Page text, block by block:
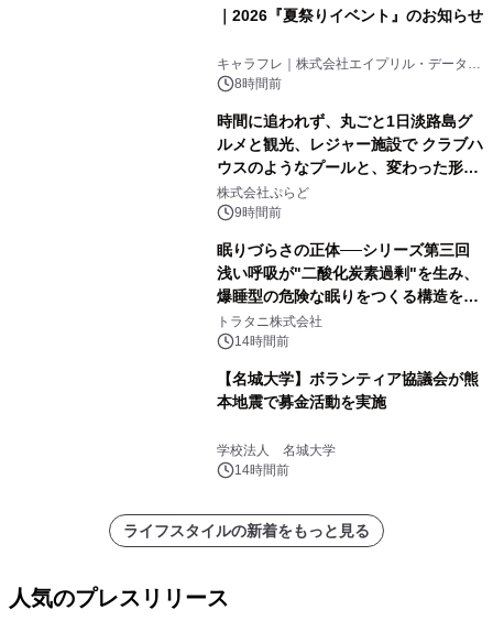
｜2026『夏祭りイベント』のお知らせ
キャラフレ｜株式会社エイプリル・データ・
デザインズ
8時間前
時間に追われず、丸ごと1日淡路島グ
ルメと観光、レジャー施設で クラブハ
ウスのようなプールと、変わった形の
サウナも 「THE BOXY AWAJI」のお
得な素泊まり連泊プランで
株式会社ぷらど
9時間前
眠りづらさの正体──シリーズ第三回
浅い呼吸が"二酸化炭素過剰"を生み、
爆睡型の危険な眠りをつくる構造を解
説
トラタニ株式会社
14時間前
【名城大学】ボランティア協議会が熊
本地震で募金活動を実施
学校法人 名城大学
14時間前
ライフスタイルの新着をもっと見る
人気のプレスリリース